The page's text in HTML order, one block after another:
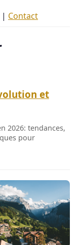
| Contact
et
2026: tendances,
pour